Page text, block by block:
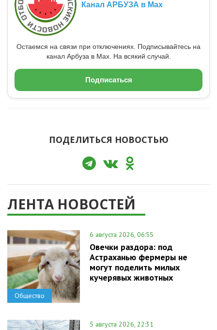
Канал АРБУЗА в Max
Остаемся на связи при отключениях. Подписывайтесь на
канал Арбуза в Max. На всякий случай.
Подписаться
ПОДЕЛИТЬСЯ НОВОСТЬЮ
ЛЕНТА НОВОСТЕЙ
Общество
6 августа 2026, 06:55
Овечки раздора: под
Астраханью фермеры не
могут поделить милых
кучерявых животных
5 августа 2026, 22:31